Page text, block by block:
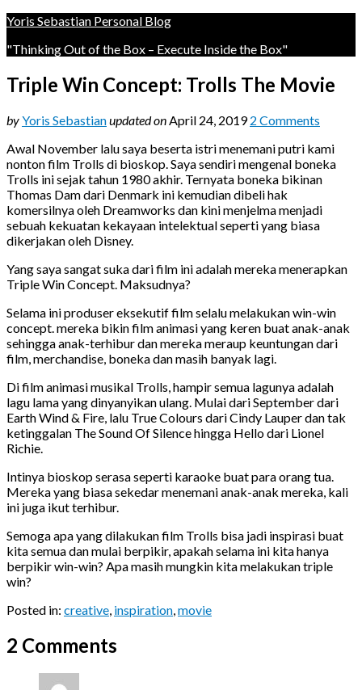
Yoris Sebastian Personal Blog
"Thinking Out of the Box – Execute Inside the Box"
Triple Win Concept: Trolls The Movie
byYoris Sebastianupdated onApril 24, 2019 2 Comments
Awal November lalu saya beserta istri menemani putri kami
nonton film Trolls di bioskop. Saya sendiri mengenal boneka
Trolls ini sejak tahun 1980 akhir. Ternyata boneka bikinan
Thomas Dam dari Denmark ini kemudian dibeli hak
komersilnya oleh Dreamworks dan kini menjelma menjadi
sebuah kekuatan kekayaan intelektual seperti yang biasa
dikerjakan oleh Disney.
Yang saya sangat suka dari film ini adalah mereka menerapkan
Triple Win Concept. Maksudnya?
Selama ini produser eksekutif film selalu melakukan win-win
concept. mereka bikin film animasi yang keren buat anak-anak
sehingga anak-terhibur dan mereka meraup keuntungan dari
film, merchandise, boneka dan masih banyak lagi.
Di film animasi musikal Trolls, hampir semua lagunya adalah
lagu lama yang dinyanyikan ulang. Mulai dari September dari
Earth Wind & Fire, lalu True Colours dari Cindy Lauper dan tak
ketinggalan The Sound Of Silence hingga Hello dari Lionel
Richie.
Intinya bioskop serasa seperti karaoke buat para orang tua.
Mereka yang biasa sekedar menemani anak-anak mereka, kali
ini juga ikut terhibur.
Semoga apa yang dilakukan film Trolls bisa jadi inspirasi buat
kita semua dan mulai berpikir, apakah selama ini kita hanya
berpikir win-win? Apa masih mungkin kita melakukan triple
win?
Posted in: creative, inspiration,movie
2 Comments